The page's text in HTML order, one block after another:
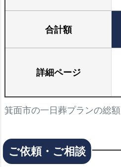
箕面市の一日葬プランの総額
合計額
詳細ページ